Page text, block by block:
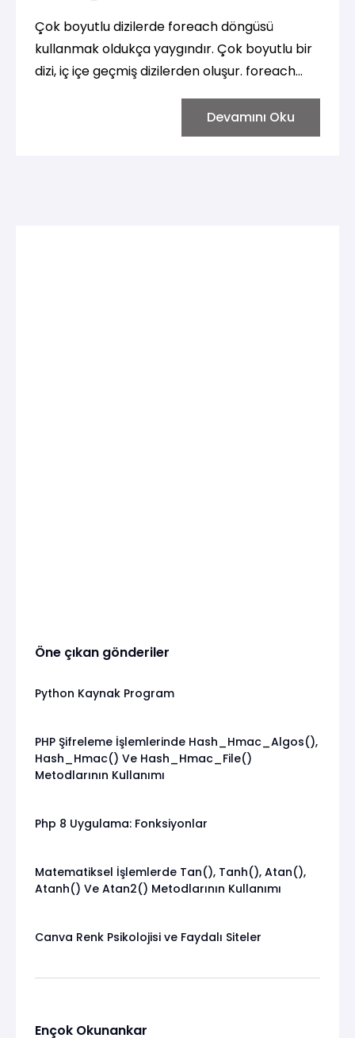
Çok boyutlu dizilerde foreach döngüsü
kullanmak oldukça yaygındır. Çok boyutlu bir
dizi, iç içe geçmiş dizilerden oluşur. foreach
için iç içe foreach ifadeleri kullanabilirsiniz.
Devamını Oku
Öne çıkan gönderiler
Python Kaynak Program
PHP Şifreleme İşlemlerinde Hash_Hmac_Algos(),
Hash_Hmac() Ve Hash_Hmac_File()
Metodlarının Kullanımı
Php 8 Uygulama: Fonksiyonlar
Matematiksel İşlemlerde Tan(), Tanh(), Atan(),
Atanh() Ve Atan2() Metodlarının Kullanımı
Canva Renk Psikolojisi ve Faydalı Siteler
Ençok Okunankar